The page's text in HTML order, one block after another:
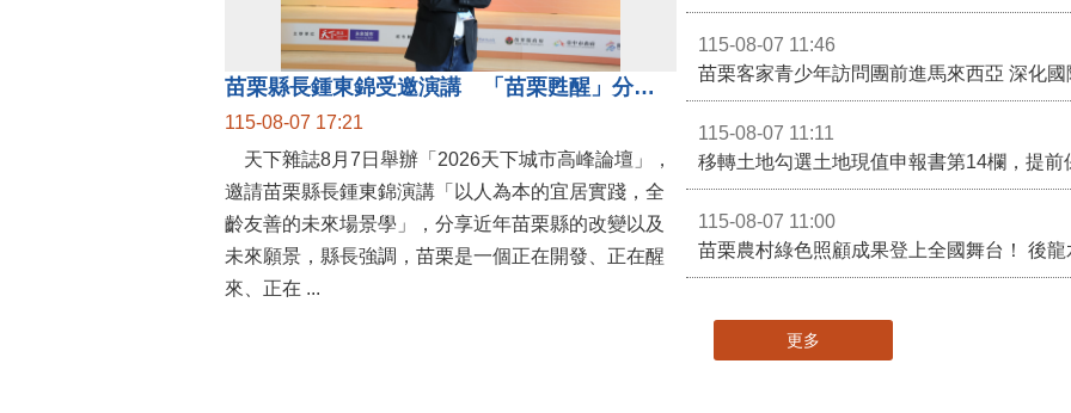
苗栗縣長鍾東錦受邀演講 「苗栗甦醒」分享近年轉變
115-08-07 17:21
天下雜誌8月7日舉辦「2026天下城市高峰論壇」，
邀請苗栗縣長鍾東錦演講「以人為本的宜居實踐，全
齡友善的未來場景學」，分享近年苗栗縣的改變以及
未來願景，縣長強調，苗栗是一個正在開發、正在醒
來、正在 ...
115-08-07 11:46
苗栗客家青少年訪問團前進馬來西亞 深化
115-08-07 11:11
移轉土地勾選土地現值申報書第14欄，提前
115-08-07 11:00
更多